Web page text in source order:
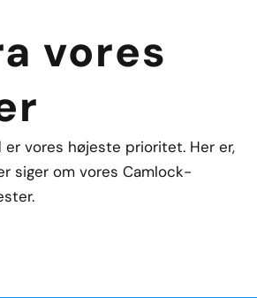
vores
vores højeste prioritet. Her er,
siger om vores Camlock-